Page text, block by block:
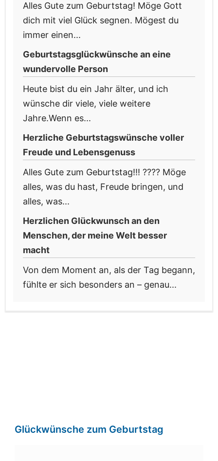
Alles Gute zum Geburtstag! Möge Gott
dich mit viel Glück segnen. Mögest du
immer einen...
Geburtstagsglückwünsche an eine
wundervolle Person
Heute bist du ein Jahr älter, und ich
wünsche dir viele, viele weitere
Jahre.Wenn es...
Herzliche Geburtstagswünsche voller
Freude und Lebensgenuss
Alles Gute zum Geburtstag!!! ???? Möge
alles, was du hast, Freude bringen, und
alles, was...
Herzlichen Glückwunsch an den
Menschen, der meine Welt besser
macht
Von dem Moment an, als der Tag begann,
fühlte er sich besonders an – genau...
Glückwünsche zum Geburtstag